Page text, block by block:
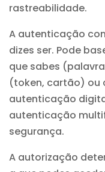
rastreabilidade.
A autenticação
dizes ser. Pode
que sabes
(token, cartão) ou
autenticação
autenticação
segurança.
A autorização